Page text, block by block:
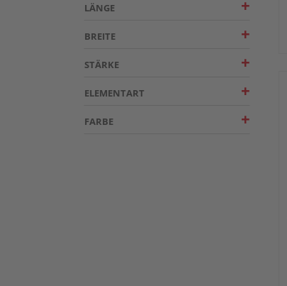
LÄNGE
BREITE
STÄRKE
ELEMENTART
FARBE